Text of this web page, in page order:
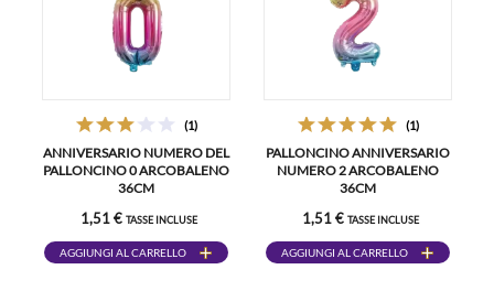
(1)
ANNIVERSARIO NUMERO DEL
PALLONCINO 0 ARCOBALENO
36CM
1,51 € TASSE INCLUSE
AGGIUNGI AL CARRELLO
(1)
PALLONCINO ANNIVERSARIO
NUMERO 2 ARCOBALENO
36CM
1,51 € TASSE INCLUSE
AGGIUNGI AL CARRELLO